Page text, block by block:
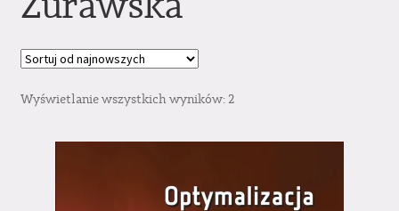
Wyświetlanie wszystkich wyników: 2